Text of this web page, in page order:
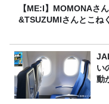
【ME:I】MOMONAさん
&TSUZUMIさんとこね
い
動